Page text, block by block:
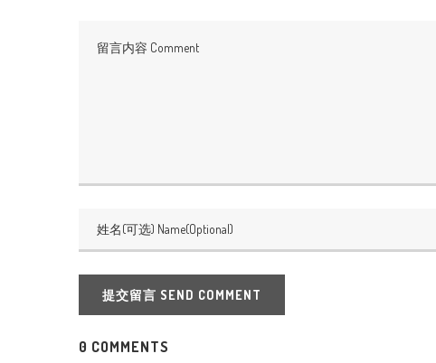
提交留言 SEND COMMENT
0 COMMENTS